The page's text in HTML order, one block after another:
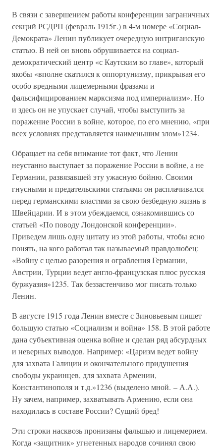
В связи с завершением работы конференции заграничных
секций РСДРП (февраль 1915г.) в 4-м номере «Социал-
Демократа» Ленин публикует очередную интриганскую
статью. В ней он вновь обрушивается на социал-
демократический центр «с Каутским во главе», который
якобы «вполне скатился к оппортунизму, прикрывая его
особо вредными лицемерными фразами и
фальсифицированием марксизма под империализм». Но
и здесь он не упускает случай, чтобы выступить за
поражение России в войне, которое, по его мнению, «при
всех условиях представляется наименьшим злом»1234.
Обращает на себя внимание тот факт, что Ленин
неустанно выступает за поражение России в войне, а не
Германии, развязавшей эту ужасную бойню. Своими
гнусными и предательскими статьями он расплачивался
перед германскими властями за свою безбедную жизнь в
Швейцарии. И в этом убеждаемся, ознакомившись со
статьей «По поводу Лондонской конференции».
Приведем лишь одну цитату из этой работы, чтобы ясно
понять, на кого работал так называемый правдолюбец:
«Войну с целью разорения и ограбления Германии,
Австрии, Турции ведет англо-французская плюс русская
буржуазия»1235. Так беззастенчиво мог писать только
Ленин.
В августе 1915 года Ленин вместе с Зиновьевым пишет
большую статью «Социализм и война» 158. В этой работе
дана субъективная оценка войне и сделан ряд абсурдных
и неверных выводов. Например: «Царизм ведет войну
для захвата Галиции и окончательного придушения
свободы украинцев, для захвата Армении,
Константинополя и т.д.»1236 (выделено мной. – А.А.).
Ну зачем, например, захватывать Армению, если она
находилась в составе России? Сущий бред!
Эти строки насквозь пронизаны фальшью и лицемерием.
Когда «защитник» угнетенных народов сочинял свою